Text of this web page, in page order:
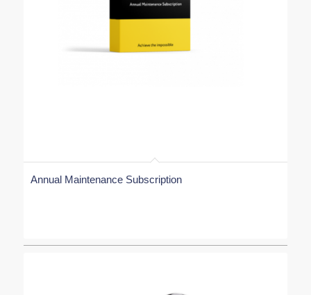
Annual Maintenance Subscription